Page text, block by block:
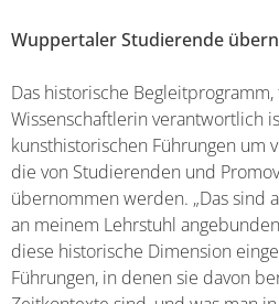
Wuppertaler Studierende
Das historische
Wissenschaftlerin verantwortlich
kunsthistorischen Führungen um
die von Studierenden und
übernommen werden. „Das sind
an meinem Lehrstuhl
diese historische Dimension
Führungen, in denen sie davon